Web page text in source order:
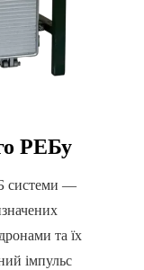
РЕБу
системи —
та їх
імпульс